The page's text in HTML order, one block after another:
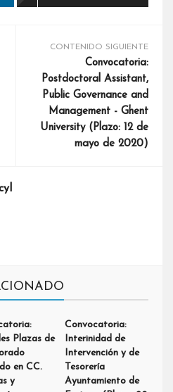
CONTENIDO SIGUIENTE
Convocatoria:
Postdoctoral Assistant,
Public Governance and
Management - Ghent
University (Plazo: 12 de
mayo de 2020)
Plazas de
en CC.
y
Convocatoria:
Interinidad de
Intervención y de
Tesorería
Ayuntamiento de